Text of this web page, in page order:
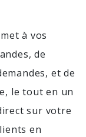
à vos
de
et de
le tout en un
sur votre
en